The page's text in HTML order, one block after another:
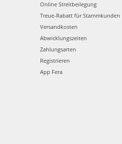
Online Streitbeilegung
Treue-Rabatt für Stammkunden
Versandkosten
Abwicklungszeiten
Zahlungsarten
Registrieren
App Fera